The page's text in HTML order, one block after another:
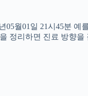
월01일 21시45분
정리하면 진료 방향